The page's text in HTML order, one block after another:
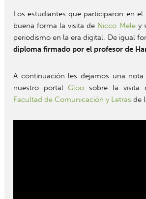
Los estudiantes que participaron en
buena forma la visita de Nicco Meley
periodismo en la era digital. De igual
diploma firmado por el profesor de
A continuación les dejamos una
nuestro portalGloo sobre la visita
Facultad de Comunicación y Letras de